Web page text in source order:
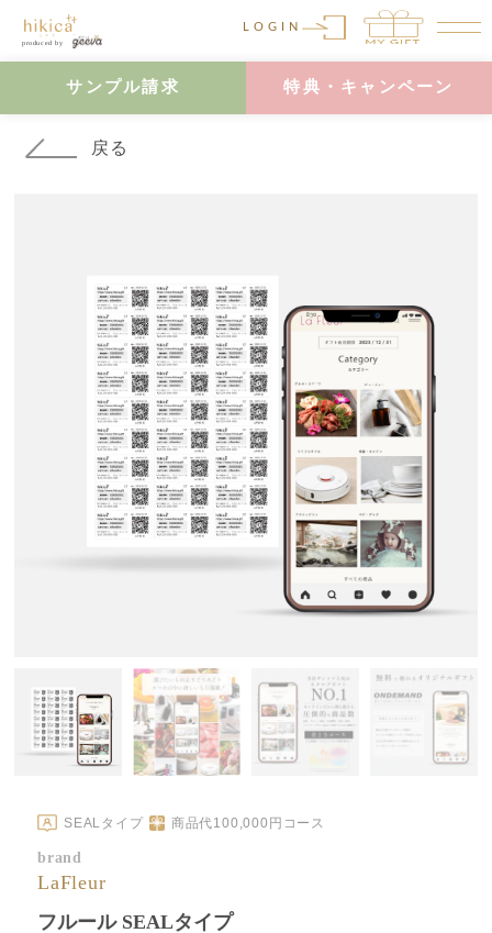
LOGIN
サンプル請求 特典・キャンペーン
戻る
SEALタイプ 商品代100,000 円コース
brand
LaFleur
フルール SEALタイプ